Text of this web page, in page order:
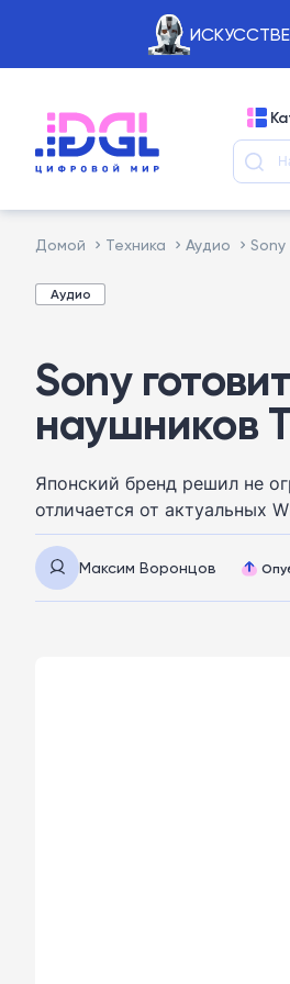
Домой Техника Аудио
Аудио
Sony
наушников
Японский бренд решил не
отличается от актуальных
Максим Воронцов